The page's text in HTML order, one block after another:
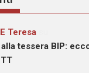
Teresa
tessera BIP: